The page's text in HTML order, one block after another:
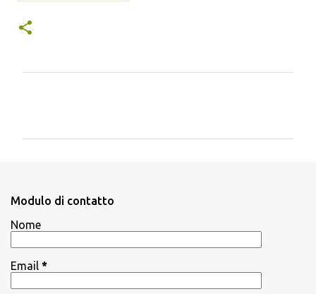
i
Modulo di contatto
Nome
Email *